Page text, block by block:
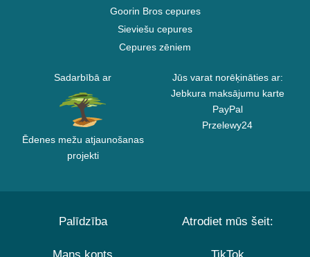
Goorin Bros cepures
Sieviešu cepures
Cepures zēniem
Sadarbībā ar
Ēdenes mežu atjaunošanas
projekti
Jūs varat norēķināties ar:
Jebkura maksājumu karte
PayPal
Przelewy24
Palīdzība Atrodiet mūs šeit: